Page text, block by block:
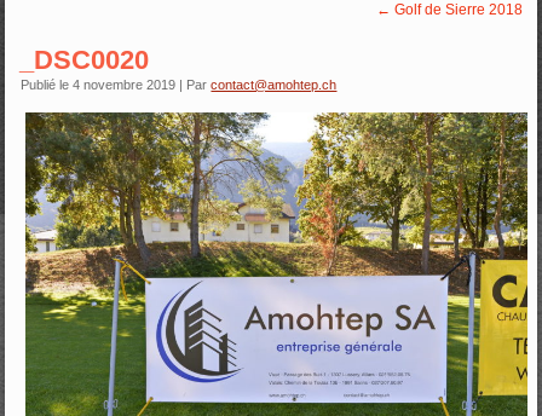
← Golf de Sierre 2018
_DSC0020
Publié le 4 novembre 2019 | Par contact@amohtep.ch